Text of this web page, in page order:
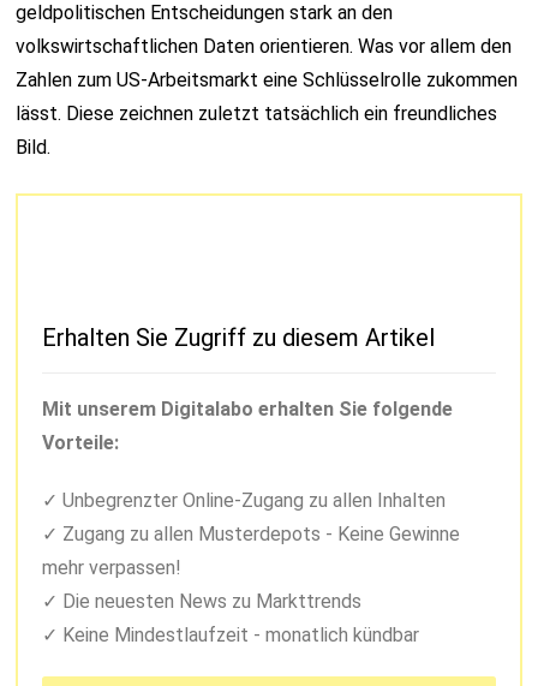
geldpolitischen Entscheidungen stark an den
volkswirtschaftlichen Daten orientieren. Was vor allem den
Zahlen zum US-Arbeitsmarkt eine Schlüsselrolle zukommen
lässt. Diese zeichnen zuletzt tatsächlich ein freundliches
Bild.
Erhalten Sie Zugriff zu diesem Artikel
Mit unserem Digitalabo erhalten Sie folgende
Vorteile:
Unbegrenzter Online-Zugang zu allen Inhalten
Zugang zu allen Musterdepots - Keine Gewinne
mehr verpassen!
Die neuesten News zu Markttrends
Keine Mindestlaufzeit - monatlich kündbar